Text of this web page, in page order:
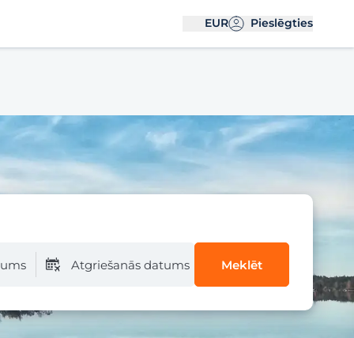
EUR Pieslēgties
Atgriešanās datums Meklēt